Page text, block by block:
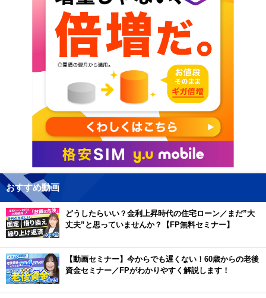
おすすめ動画
どうしたらいい？金利上昇時代の住宅ローン／まだ”大
丈夫”と思っていませんか？【FP無料セミナー】
【動画セミナー】今からでも遅くない！60歳からの老後
資金セミナー／FPがわかりやすく解説します！